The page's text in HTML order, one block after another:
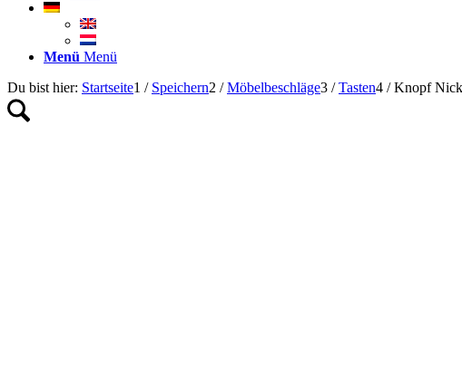
Menü Menü
Du bist hier: Startseite1 / Speichern2 / Möbelbeschläge3 / Tasten4 / Knopf